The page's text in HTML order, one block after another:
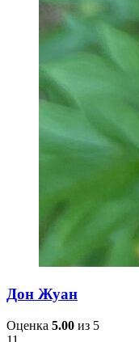
Дон Жуан
Оценка 5.00 из 5